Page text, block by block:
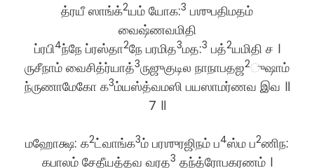
த்ரயீ ஸாங்க்2யம் யோக:3 பஶுபதிமதம்
வைஷ்ணவமிதி
ப்ரபி4ந்நே ப்ரஸ்தா2நே பரமித3மத:3 பத்2யமிதி ச ।
ருசீநாம் வைசித்ர்யாத்3ருஜுகுடில நாநாபதஜ2ுஷாம்
ந்ருணாமேகோ க3ம்யஸ்த்வமஸி பயஸாமர்ணவ இவ ॥
7 ॥
மஹோக்ஷ: க2ட்வாங்க3ம் பரஶுரஜிநம் ப4ஸ்ம ப2ணிந:
கபாலம் சேதீயத்தவ வரத3 தந்த்ரோபகரணம் ।